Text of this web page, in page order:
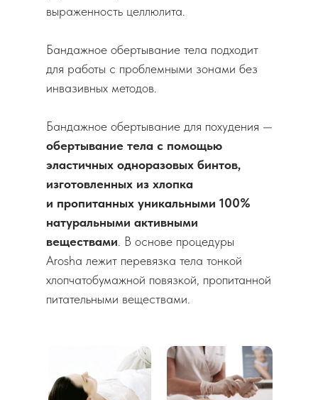
выраженность целлюлита.
Бандажное обертывание тела подходит
для работы с проблемными зонами без
инвазивных методов.
Бандажное обертывание для похудения —
обертывание тела с помощью
эластичных одноразовых бинтов,
изготовленных из хлопка
и пропитанных уникальными 100%
натуральными активными
веществами . В основе процедуры
Arosha лежит перевязка тела тонкой
хлопчатобумажной повязкой, пропитанной
питательными веществами.